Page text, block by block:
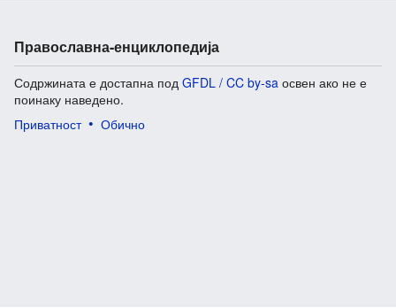
Православна-енциклопедија
Содржината е достапна под GFDL / CC by-sa освен ако не е
поинаку наведено.
Приватност
Обично